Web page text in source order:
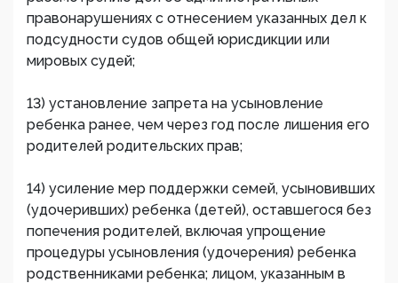
правонарушениях с отнесением указанных дел к
подсудности судов общей юрисдикции или
мировых судей;
13) установление запрета на усыновление
ребенка ранее, чем через год после лишения его
родителей родительских прав;
14) усиление мер поддержки семей, усыновивших
(удочеривших) ребенка (детей), оставшегося без
попечения родителей, включая упрощение
процедуры усыновления (удочерения) ребенка
родственниками ребенка; лицом, указанным в